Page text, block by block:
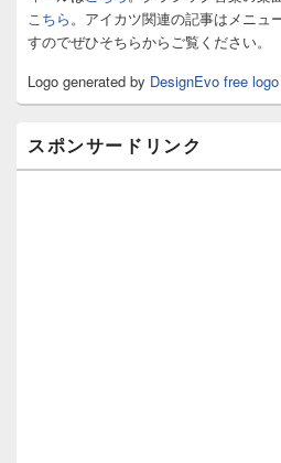
ト
エ
ア
こちら。アイカツ関連の記事はメニュ
すのでぜひそちらからご覧ください。
Logo generated by DesignEvo free
スポンサードリンク